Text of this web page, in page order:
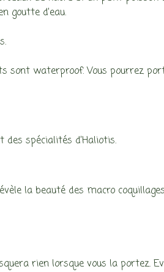
goutte d’eau.
sont waterproof. Vous pourrez
spécialités d’Haliotis.
la beauté des macro
rien lorsque vous la portez.